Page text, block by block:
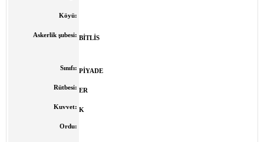
Köyü:
Askerlik şubesi: BİTLİS
Sınıfı: PİYADE
Rütbesi: ER
Kuvvet: K
Ordu: